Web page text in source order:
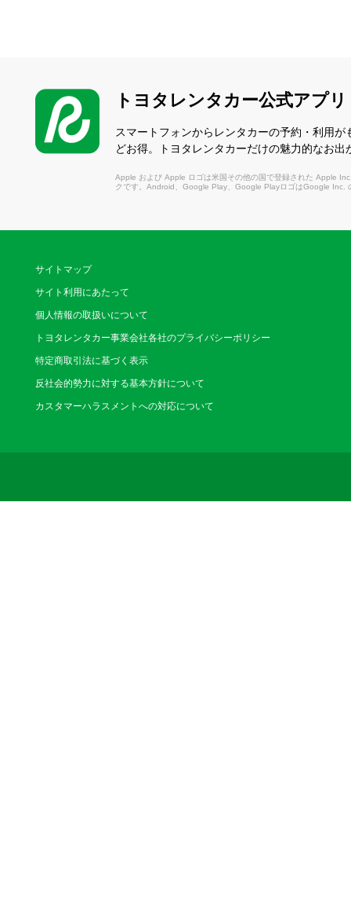
営業時間：8:30～
休業日：なし
あわら温泉
〒919-0632 あわら
休業日：なし
津川三差路近く
トヨタレンタカー公式アプリ
スマートフォンからレンタカーの予約・利用
どお得。トヨタレンタカーだけの魅力的なお出
Apple および Apple ロゴは米国その他の国で登録された Apple
クです。Android、Google Play、Google PlayロゴはGoogle Inc.
サイトマップ
サイト利用にあたって
個人情報の取扱いについて
トヨタレンタカー事業会社各社のプライバシーポリシー
特定商取引法に基づく表示
反社会的勢力に対する基本方針について
カスタマーハラスメントへの対応について